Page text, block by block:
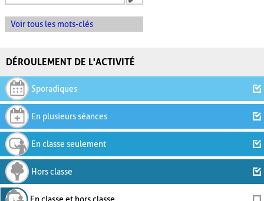
Voir tous les mots-clés
DÉROULEMENT DE L'ACTIVITÉ
Sporadiques
En plusieurs séances
En classe seulement
Hors classe